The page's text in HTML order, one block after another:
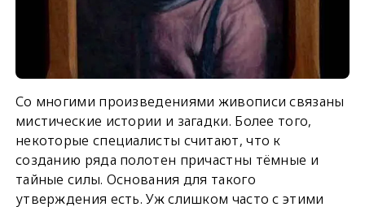
Со многими произведениями живописи связаны
мистические истории и загадки. Более того,
некоторые специалисты считают, что к
созданию ряда полотен причастны тёмные и
тайные силы. Основания для такого
утверждения есть. Уж слишком часто с этими